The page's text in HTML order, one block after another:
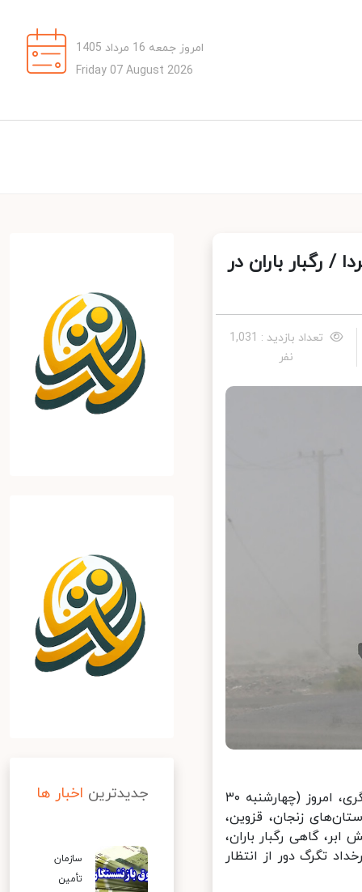
امروز جمعه 16 مرداد 1405
Friday 07 August 2026
رگبار باران در
تعداد بازدید : 1,031
نفر
بر اساس اعلام سازمان هواشناسی و بررسی نقشه‌های همدیدی و آینده‌نگری، امروز (چهارشنبه ۳۰
زنجان، قزوین،
گاهی رگبار باران،
تگرگ دور از انتظار
جدیدترین اخبار ها
سازمان
تأمین